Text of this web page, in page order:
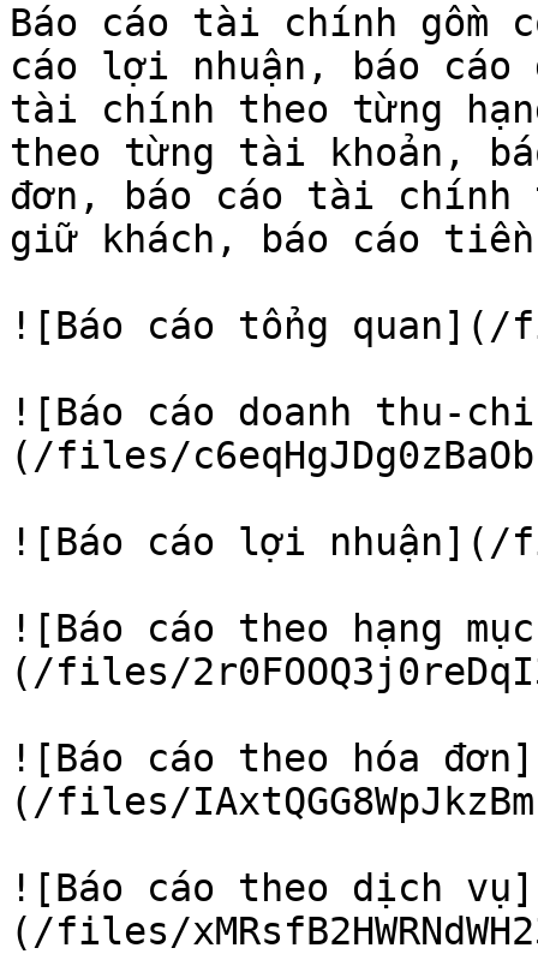
Báo cáo tài chính gồm
cáo lợi nhuận, báo
tài chính theo từng
theo từng tài khoản,
đơn, báo cáo tài
giữ khách, báo cáo
![Báo cáo tổng quan](/
![Báo cáo doanh thu-
(/files/
![Báo cáo lợi nhuận](/
![Báo cáo theo hạng
(/files/
![Báo cáo theo hóa đơn]
(/files/
![Báo cáo theo dịch vụ]
(/files/